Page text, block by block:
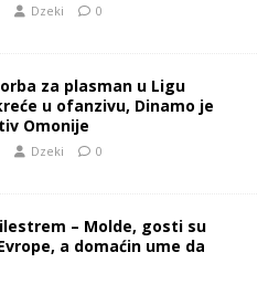
Dzeki 0
za plasman u Ligu
u ofanzivu, Dinamo je
Omonije
Dzeki 0
– Molde, gosti su
a domaćin ume da